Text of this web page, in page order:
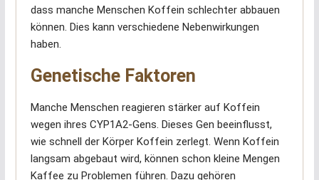
dass manche Menschen Koffein schlechter abbauen
können. Dies kann verschiedene Nebenwirkungen
haben.
Genetische Faktoren
Manche Menschen reagieren stärker auf Koffein
wegen ihres CYP1A2-Gens. Dieses Gen beeinflusst,
wie schnell der Körper Koffein zerlegt. Wenn Koffein
langsam abgebaut wird, können schon kleine Mengen
Kaffee zu Problemen führen. Dazu gehören